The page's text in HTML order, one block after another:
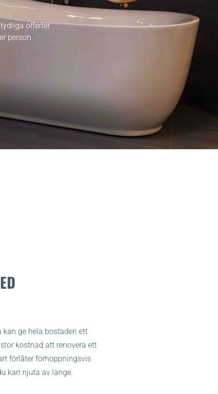
offerter
person.
ge hela bostaden ett
kostnad att renovera ett
förlåter förhoppningsvis
kan njuta av länge.